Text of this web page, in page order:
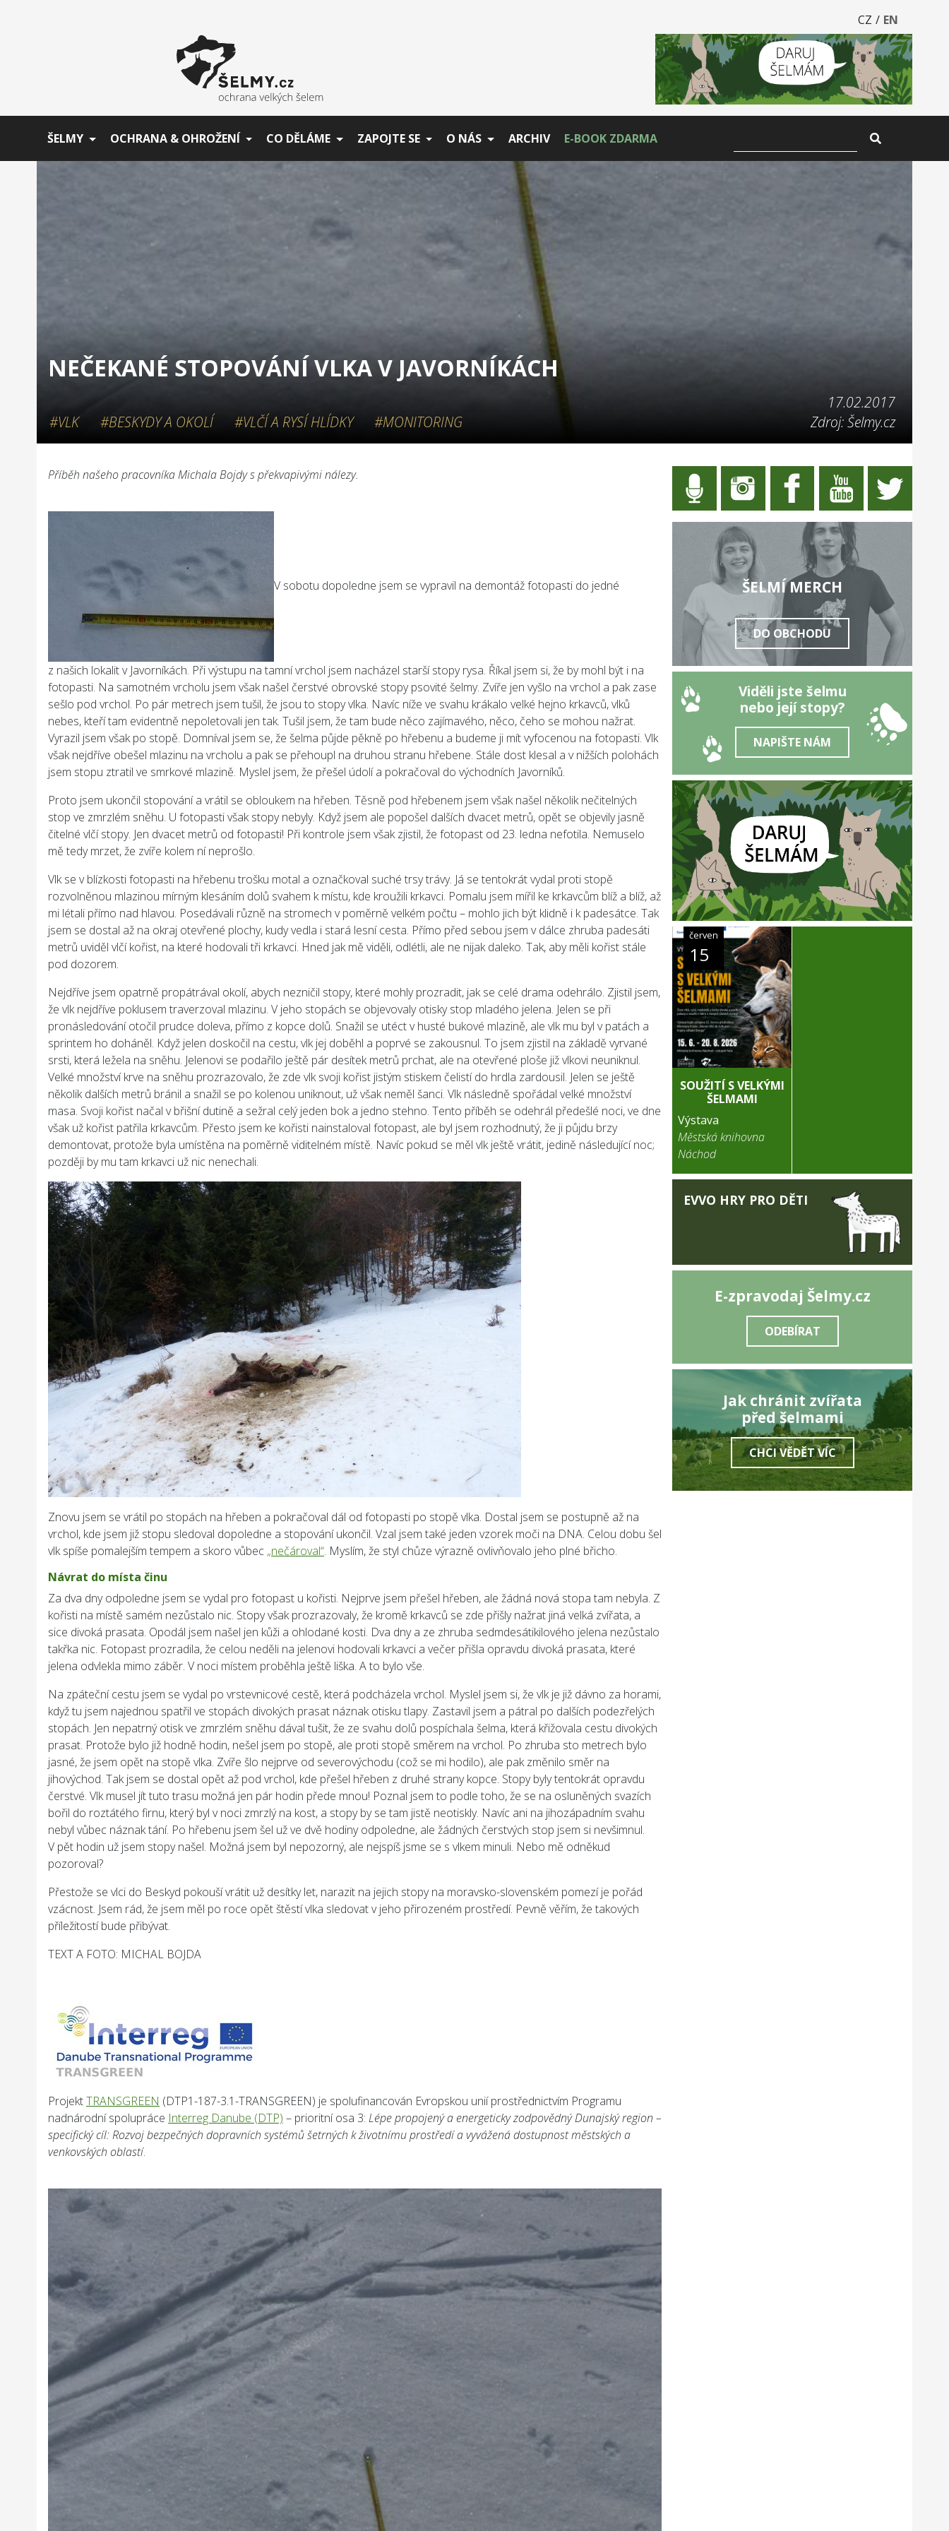
CZ / EN
ŠELMY OCHRANA & OHROŽENÍ CO DĚLÁME ZAPOJTE SE O NÁS ARCHIV E-BOOK ZDARMA
NEČEKANÉ STOPOVÁNÍ VLKA V JAVORNÍKÁCH
#VLK #BESKYDY A OKOLÍ #VLČÍ A RYSÍ HLÍDKY #MONITORING
17.02.2017
Zdroj: Šelmy.cz
Příběh našeho pracovníka Michala Bojdy s překvapivými nálezy.
V sobotu dopoledne jsem se vypravil na demontáž fotopasti do jedné
z našich lokalit v Javorníkách. Při výstupu na tamní vrchol jsem nacházel starší stopy rysa. Říkal jsem si, že by mohl být i na
fotopasti. Na samotném vrcholu jsem však našel čerstvé obrovské stopy psovité šelmy. Zvíře jen vyšlo na vrchol a pak zase
sešlo pod vrchol. Po pár metrech jsem tušil, že jsou to stopy vlka. Navíc níže ve svahu krákalo velké hejno krkavců, vlků
nebes, kteří tam evidentně nepoletovali jen tak. Tušil jsem, že tam bude něco zajímavého, něco, čeho se mohou nažrat.
Vyrazil jsem však po stopě. Domníval jsem se, že šelma půjde pěkně po hřebenu a budeme ji mít vyfocenou na fotopasti. Vlk
však nejdříve obešel mlazinu na vrcholu a pak se přehoupl na druhou stranu hřebene. Stále dost klesal a v nižších polohách
jsem stopu ztratil ve smrkové mlazině. Myslel jsem, že přešel údolí a pokračoval do východních Javorníků.
Proto jsem ukončil stopování a vrátil se obloukem na hřeben. Těsně pod hřebenem jsem však našel několik nečitelných
stop ve zmrzlém sněhu. U fotopasti však stopy nebyly. Když jsem ale popošel dalších dvacet metrů, opět se objevily jasně
čitelné vlčí stopy. Jen dvacet metrů od fotopasti! Při kontrole jsem však zjistil, že fotopast od 23. ledna nefotila. Nemuselo
mě tedy mrzet, že zvíře kolem ní neprošlo.
Vlk se v blízkosti fotopasti na hřebenu trošku motal a označkoval suché trsy trávy. Já se tentokrát vydal proti stopě
rozvolněnou mlazinou mírným klesáním dolů svahem k místu, kde kroužili krkavci. Pomalu jsem mířil ke krkavcům blíž a blíž, až
mi létali přímo nad hlavou. Posedávali různě na stromech v poměrně velkém počtu – mohlo jich být klidně i k padesátce. Tak
jsem se dostal až na okraj otevřené plochy, kudy vedla i stará lesní cesta. Přímo před sebou jsem v dálce zhruba padesáti
metrů uviděl vlčí kořist, na které hodovali tři krkavci. Hned jak mě viděli, odlétli, ale ne nijak daleko. Tak, aby měli kořist stále
pod dozorem.
Nejdříve jsem opatrně propátrával okolí, abych nezničil stopy, které mohly prozradit, jak se celé drama odehrálo. Zjistil jsem,
že vlk nejdříve poklusem traverzoval mlazinu. V jeho stopách se objevovaly otisky stop mladého jelena. Jelen se při
pronásledování otočil prudce doleva, přímo z kopce dolů. Snažil se utéct v husté bukové mlazině, ale vlk mu byl v patách a
sprintem ho doháněl. Když jelen doskočil na cestu, vlk jej doběhl a poprvé se zakousnul. To jsem zjistil na základě vyrvané
srsti, která ležela na sněhu. Jelenovi se podařilo ještě pár desítek metrů prchat, ale na otevřené ploše již vlkovi neuniknul.
Velké množství krve na sněhu prozrazovalo, že zde vlk svoji kořist jistým stiskem čelistí do hrdla zardousil. Jelen se ještě
několik dalších metrů bránil a snažil se po kolenou uniknout, už však neměl šanci. Vlk následně spořádal velké množství
masa. Svoji kořist načal v břišní dutině a sežral celý jeden bok a jedno stehno. Tento příběh se odehrál předešlé noci, ve dne
však už kořist patřila krkavcům. Přesto jsem ke kořisti nainstaloval fotopast, ale byl jsem rozhodnutý, že ji půjdu brzy
demontovat, protože byla umístěna na poměrně viditelném místě. Navíc pokud se měl vlk ještě vrátit, jedině následující noc;
později by mu tam krkavci už nic nenechali.
Znovu jsem se vrátil po stopách na hřeben a pokračoval dál od fotopasti po stopě vlka. Dostal jsem se postupně až na
vrchol, kde jsem již stopu sledoval dopoledne a stopování ukončil. Vzal jsem také jeden vzorek moči na DNA. Celou dobu šel
vlk spíše pomalejším tempem a skoro vůbec „nečároval“. Myslím, že styl chůze výrazně ovlivňovalo jeho plné břicho.
Návrat do místa činu
Za dva dny odpoledne jsem se vydal pro fotopast u kořisti. Nejprve jsem přešel hřeben, ale žádná nová stopa tam nebyla. Z
kořisti na místě samém nezůstalo nic. Stopy však prozrazovaly, že kromě krkavců se zde přišly nažrat jiná velká zvířata, a
sice divoká prasata. Opodál jsem našel jen kůži a ohlodané kosti. Dva dny a ze zhruba sedmdesátikilového jelena nezůstalo
takřka nic. Fotopast prozradila, že celou neděli na jelenovi hodovali krkavci a večer přišla opravdu divoká prasata, které
jelena odvlekla mimo záběr. V noci místem proběhla ještě liška. A to bylo vše.
Na zpáteční cestu jsem se vydal po vrstevnicové cestě, která podcházela vrchol. Myslel jsem si, že vlk je již dávno za horami,
když tu jsem najednou spatřil ve stopách divokých prasat náznak otisku tlapy. Zastavil jsem a pátral po dalších podezřelých
stopách. Jen nepatrný otisk ve zmrzlém sněhu dával tušit, že ze svahu dolů pospíchala šelma, která křižovala cestu divokých
prasat. Protože bylo již hodně hodin, nešel jsem po stopě, ale proti stopě směrem na vrchol. Po zhruba sto metrech bylo
jasné, že jsem opět na stopě vlka. Zvíře šlo nejprve od severovýchodu (což se mi hodilo), ale pak změnilo směr na
jihovýchod. Tak jsem se dostal opět až pod vrchol, kde přešel hřeben z druhé strany kopce. Stopy byly tentokrát opravdu
čerstvé. Vlk musel jít tuto trasu možná jen pár hodin přede mnou! Poznal jsem to podle toho, že se na osluněných svazích
bořil do roztátého firnu, který byl v noci zmrzlý na kost, a stopy by se tam jistě neotiskly. Navíc ani na jihozápadním svahu
nebyl vůbec náznak tání. Po hřebenu jsem šel už ve dvě hodiny odpoledne, ale žádných čerstvých stop jsem si nevšimnul.
V pět hodin už jsem stopy našel. Možná jsem byl nepozorný, ale nejspíš jsme se s vlkem minuli. Nebo mě odněkud
pozoroval?
Přestože se vlci do Beskyd pokouší vrátit už desítky let, narazit na jejich stopy na moravsko-slovenském pomezí je pořád
vzácnost. Jsem rád, že jsem měl po roce opět štěstí vlka sledovat v jeho přirozeném prostředí. Pevně věřím, že takových
příležitostí bude přibývat.
TEXT A FOTO: MICHAL BOJDA
ProjektTRANSGREEN (DTP1-187-3.1-TRANSGREEN) je spolufinancován Evropskou unií prostřednictvím Programu
nadnárodní spolupráce Interreg Danube (DTP) – prioritní osa 3: Lépe propojený a energeticky zodpovědný Dunajský region –
specifický cíl: Rozvoj bezpečných dopravních systémů šetrných k životnímu prostředí a vyvážená dostupnost městských a
venkovských oblastí.
ŠELMÍ MERCH
DO OBCHODU
Viděli jste šelmu
nebo její stopy?
NAPIŠTE NÁM
červen
15
SOUŽITÍ S VELKÝMI
ŠELMAMI
Výstava
Městská knihovna
Náchod
EVVO HRY PRO DĚTI
E-zpravodaj Šelmy.cz
ODEBÍRAT
Jak chránit zvířata
před šelmami
CHCI VĚDĚT VÍC